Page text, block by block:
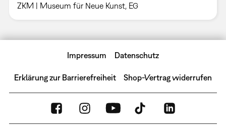
ZKM | Museum für Neue Kunst, EG
Impressum Datenschutz
Erklärung zur Barrierefreiheit Shop-Vertrag widerrufen